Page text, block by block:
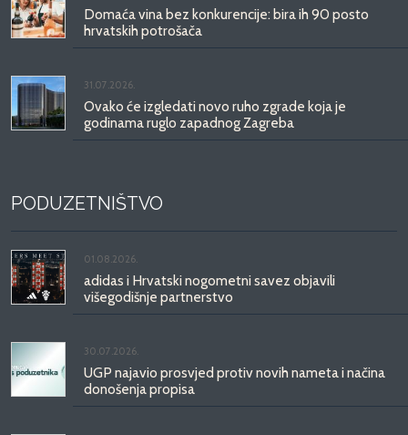
Domaća vina bez konkurencije: bira ih 90 posto
hrvatskih potrošača
31.07.2026.
Ovako će izgledati novo ruho zgrade koja je
godinama ruglo zapadnog Zagreba
PODUZETNIŠTVO
01.08.2026.
adidas i Hrvatski nogometni savez objavili
višegodišnje partnerstvo
30.07.2026.
UGP najavio prosvjed protiv novih nameta i načina
donošenja propisa